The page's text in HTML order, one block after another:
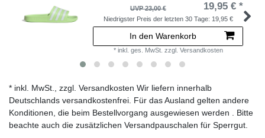
UVP 23,00 € 19,95 € *
Niedrigster Preis der letzten 30 Tage: 19,95 €
In den Warenkorb
* inkl. ges. MwSt. zzgl. Versandkosten
* inkl. MwSt., zzgl. Versandkosten Wir liefern innerhalb
Deutschlands versandkostenfrei. Für das Ausland gelten andere
Konditionen, die beim Bestellvorgang ausgewiesen werden . Bitte
beachte auch die zusätzlichen Versandpauschalen für Sperrgut.